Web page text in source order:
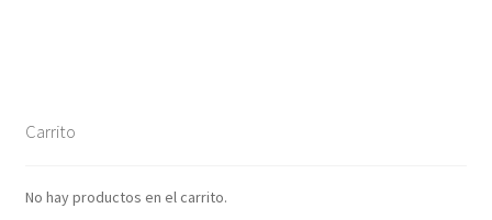
Tienda
Carrito
No hay productos en el carrito.